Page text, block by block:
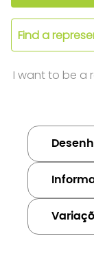
Find a
I want to be a